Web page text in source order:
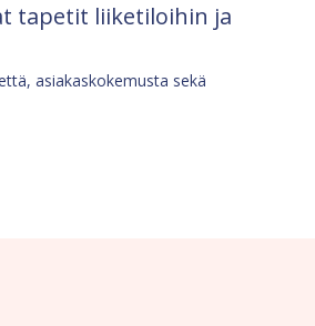
tapetit liiketiloihin ja
asiakaskokemusta sekä